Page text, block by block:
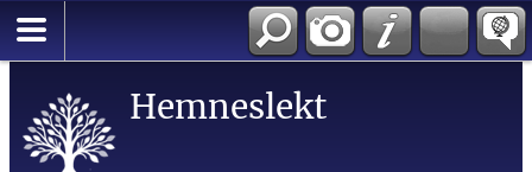
Hemneslekt